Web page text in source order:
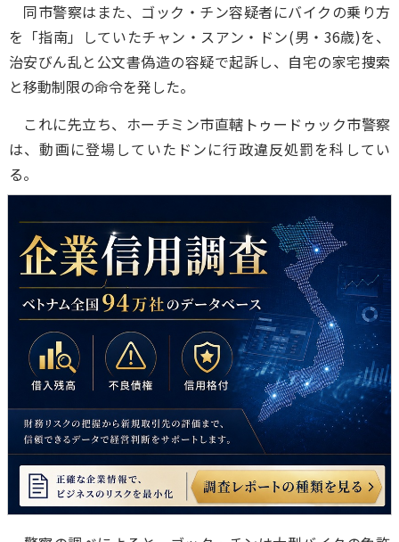
同市警察はまた、ゴック・チン容疑者にバイクの乗り方
を「指南」していたチャン・スアン・ドン(男・36歳)を、
治安びん乱と公文書偽造の容疑で起訴し、自宅の家宅捜索
と移動制限の命令を発した。
これに先立ち、ホーチミン市直轄トゥードゥック市警察
は、動画に登場していたドンに行政違反処罰を科してい
る。